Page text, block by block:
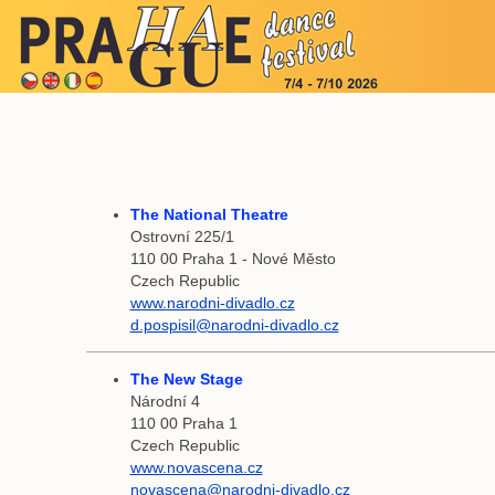
The National Theatre
Ostrovní 225/1
110 00 Praha 1 - Nové Město
Czech Republic
www.narodni-divadlo.cz
d.pospisil@narodni-divadlo.cz
The New Stage
Národní 4
110 00 Praha 1
Czech Republic
www.novascena.cz
novascena@narodni-divadlo.cz